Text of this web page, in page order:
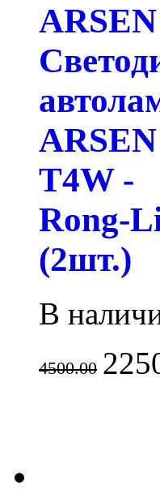
ARSEN
ARSEN
T4W -
Rong-
(2шт.)
В
4500.00